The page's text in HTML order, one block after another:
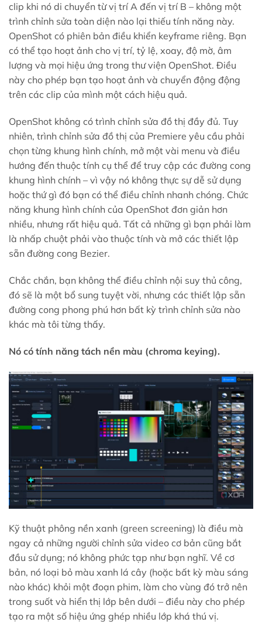
clip khi nó di chuyển từ vị trí A đến vị trí B – không một
trình chỉnh sửa toàn diện nào lại thiếu tính năng này.
OpenShot có phiên bản điều khiển keyframe riêng. Bạn
có thể tạo hoạt ảnh cho vị trí, tỷ lệ, xoay, độ mờ, âm
lượng và mọi hiệu ứng trong thư viện OpenShot. Điều
này cho phép bạn tạo hoạt ảnh và chuyển động động
trên các clip của mình một cách hiệu quả.
OpenShot không có trình chỉnh sửa đồ thị đầy đủ. Tuy
nhiên, trình chỉnh sửa đồ thị của Premiere yêu cầu phải
chọn từng khung hình chính, mở một vài menu và điều
hướng đến thuộc tính cụ thể để truy cập các đường cong
khung hình chính – vì vậy nó không thực sự dễ sử dụng
hoặc thứ gì đó bạn có thể điều chỉnh nhanh chóng. Chức
năng khung hình chính của OpenShot đơn giản hơn
nhiều, nhưng rất hiệu quả. Tất cả những gì bạn phải làm
là nhấp chuột phải vào thuộc tính và mở các thiết lập
sẵn đường cong Bezier.
Chắc chắn, bạn không thể điều chỉnh nội suy thủ công,
đó sẽ là một bổ sung tuyệt vời, nhưng các thiết lập sẵn
đường cong phong phú hơn bất kỳ trình chỉnh sửa nào
khác mà tôi từng thấy.
Nó có tính năng tách nền màu (chroma keying).
Kỹ thuật phông nền xanh (green screening) là điều mà
ngay cả những người chỉnh sửa video cơ bản cũng bắt
đầu sử dụng; nó không phức tạp như bạn nghĩ. Về cơ
bản, nó loại bỏ màu xanh lá cây (hoặc bất kỳ màu sáng
nào khác) khỏi một đoạn phim, làm cho vùng đó trở nên
trong suốt và hiển thị lớp bên dưới – điều này cho phép
tạo ra một số hiệu ứng ghép nhiều lớp khá thú vị.